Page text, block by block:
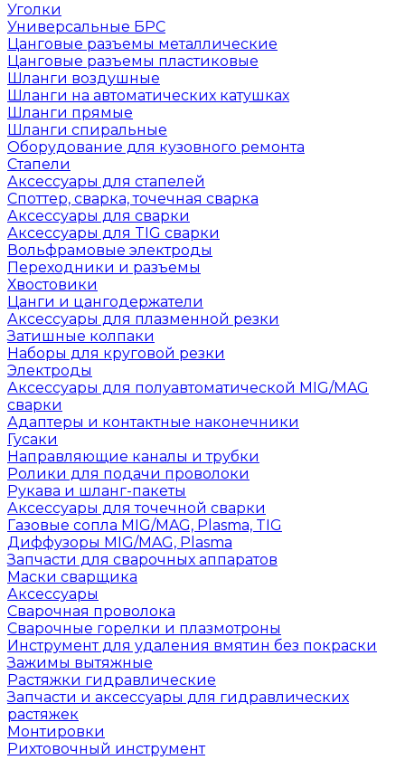
Уголки
Универсальные БРС
Цанговые разъемы металлические
Цанговые разъемы пластиковые
Шланги воздушные
Шланги на автоматических катушках
Шланги прямые
Шланги спиральные
Оборудование для кузовного ремонта
Стапели
Аксессуары для стапелей
Споттер, сварка, точечная сварка
Аксессуары для сварки
Аксессуары для TIG сварки
Вольфрамовые электроды
Переходники и разъемы
Хвостовики
Цанги и цангодержатели
Аксессуары для плазменной резки
Затишные колпаки
Наборы для круговой резки
Электроды
Аксессуары для полуавтоматической MIG/MAG
сварки
Адаптеры и контактные наконечники
Гусаки
Направляющие каналы и трубки
Ролики для подачи проволоки
Рукава и шланг-пакеты
Аксессуары для точечной сварки
Газовые сопла MIG/MAG, Plasma, TIG
Диффузоры MIG/MAG, Plasma
Запчасти для сварочных аппаратов
Маски сварщика
Аксессуары
Сварочная проволока
Сварочные горелки и плазмотроны
Инструмент для удаления вмятин без покраски
Зажимы вытяжные
Растяжки гидравлические
Запчасти и аксессуары для гидравлических
растяжек
Монтировки
Рихтовочный инструмент